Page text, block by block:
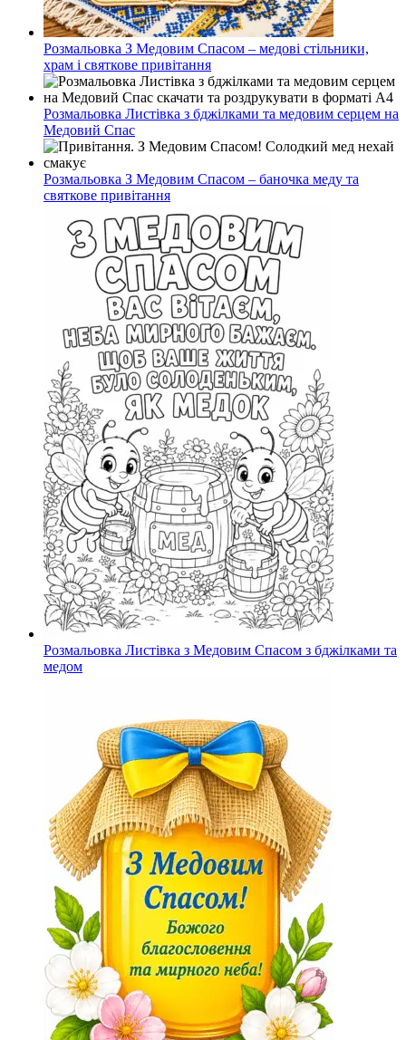
Розмальовка З Медовим Спасом – медові стільники,
храм і святкове привітання
Розмальовка Листівка з бджілками та медовим серцем на
Медовий Спас
Розмальовка З Медовим Спасом – баночка меду та
святкове привітання
Розмальовка Листівка з Медовим Спасом з бджілками та
медом